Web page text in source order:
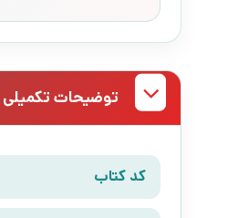
توضیحات تکمیلی
کد کتاب